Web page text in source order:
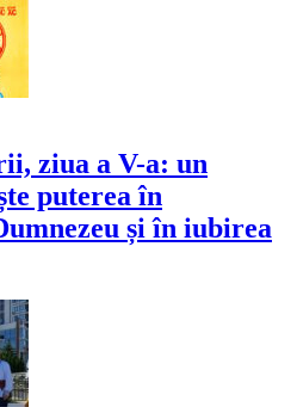
ziua a V-a: un
puterea în
și în iubirea